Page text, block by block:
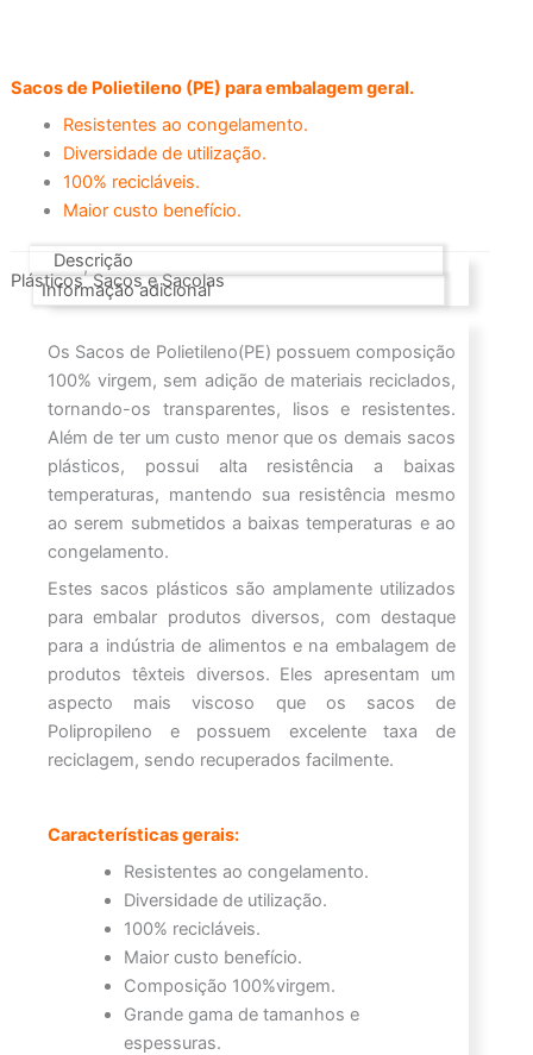
Sacos de Polietileno (PE) para embalagem geral.
Resistentes ao congelamento.
Diversidade de utilização.
100% recicláveis.
Maior custo benefício.
Plásticos
,
Sacos e Sacolas
Descrição
Informação adicional
Os Sacos de Polietileno(PE) possuem composição
100% virgem, sem adição de materiais reciclados,
tornando-os transparentes, lisos e resistentes.
Além de ter um custo menor que os demais sacos
plásticos, possui alta resistência a baixas
temperaturas, mantendo sua resistência mesmo
ao serem submetidos a baixas temperaturas e ao
congelamento.
Estes sacos plásticos são amplamente utilizados
para embalar produtos diversos, com destaque
para a indústria de alimentos e na embalagem de
produtos têxteis diversos. Eles apresentam um
aspecto mais viscoso que os sacos de
Polipropileno e possuem excelente taxa de
reciclagem, sendo recuperados facilmente.
Características gerais:
Resistentes ao congelamento.
Diversidade de utilização.
100% recicláveis.
Maior custo benefício.
Composição 100%virgem.
Grande gama de tamanhos e
espessuras.